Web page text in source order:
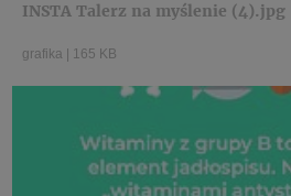
INSTA Talerz na myślenie (4).jpg
grafika 165 KB